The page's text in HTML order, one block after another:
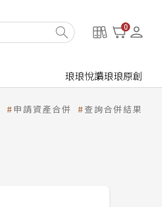
0
琅琅悅讀琅琅原創
申請資產合併 查詢合併結果